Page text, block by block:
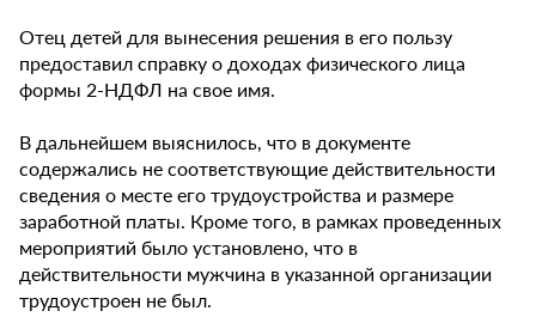
Отец детей для вынесения решения в его пользу
предоставил справку о доходах физического лица
формы 2-НДФЛ на свое имя.
В дальнейшем выяснилось, что в документе
содержались не соответствующие действительности
сведения о месте его трудоустройства и размере
заработной платы. Кроме того, в рамках проведенных
мероприятий было установлено, что в
действительности мужчина в указанной организации
трудоустроен не был.